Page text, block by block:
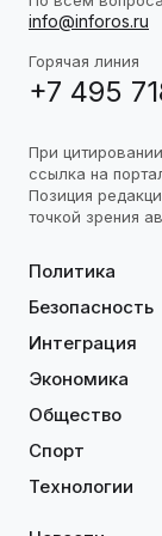
info@inforos.ru
Горячая линия
+7 495
При
ссылка на
Позиция
точкой зрения
Политика
Безопасность
Интеграция
Экономика
Общество
Спорт
Технологии